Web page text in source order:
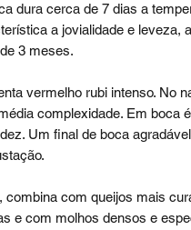
dura cerca de 7 dias a
a jovialidade e leveza,
3 meses.
vermelho rubi intenso. No
complexidade. Em boca
Um final de boca
combina com queijos mais
e com molhos densos e